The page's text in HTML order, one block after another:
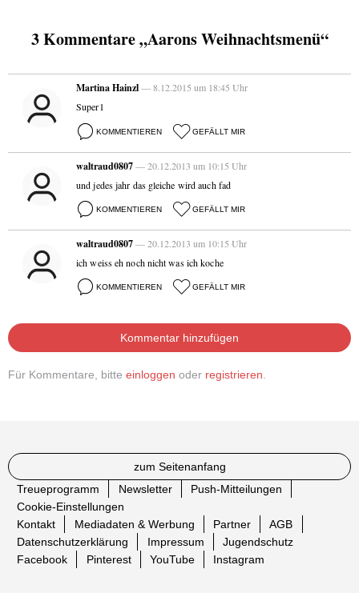
3 Kommentare „Aarons Weihnachtsmenü“
Martina Hainzl— 8.12.2015 um 18:45 Uhr
Super1
KOMMENTIEREN GEFÄLLT MIR
waltraud0807— 20.12.2013 um 10:15 Uhr
und jedes jahr das gleiche wird auch fad
KOMMENTIEREN GEFÄLLT MIR
waltraud0807— 20.12.2013 um 10:15 Uhr
ich weiss eh noch nicht was ich koche
KOMMENTIEREN GEFÄLLT MIR
Kommentar hinzufügen
Für Kommentare, bitte einloggen oder registrieren
zum Seitenanfang
Treueprogramm
Newsletter
Push-Mitteilungen
Cookie-Einstellungen
Kontakt
Mediadaten & Werbung Partner
AGB
Datenschutzerklärung
Impressum
Jugendschutz
Facebook
Pinterest YouTube Instagram